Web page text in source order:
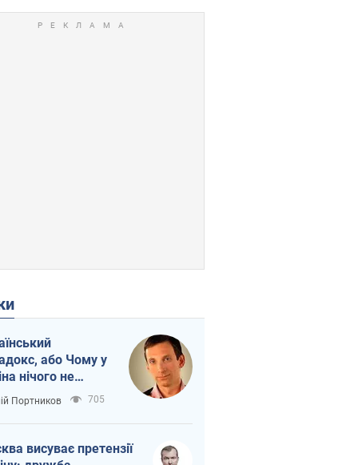
або Чому у
нічого не
з Україною
Портников 705
висуває претензії